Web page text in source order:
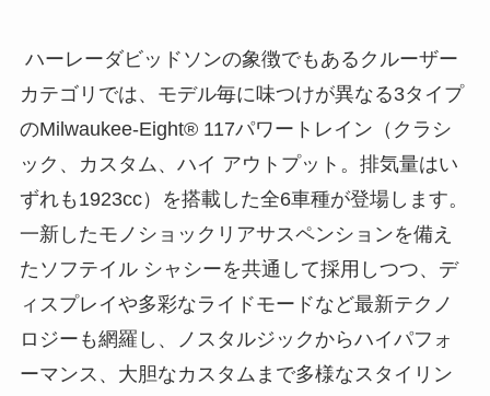
ハーレーダビッドソンの象徴でもあるクルーザー
カテゴリでは、モデル毎に味つけが異なる3タイプ
のMilwaukee-Eight® 117パワートレイン（クラシ
ック、カスタム、ハイ アウトプット。排気量はい
ずれも1923cc）を搭載した全6車種が登場します。
一新したモノショックリアサスペンションを備え
たソフテイル シャシーを共通して採用しつつ、デ
ィスプレイや多彩なライドモードなど最新テクノ
ロジーも網羅し、ノスタルジックからハイパフォ
ーマンス、大胆なカスタムまで多様なスタイリン